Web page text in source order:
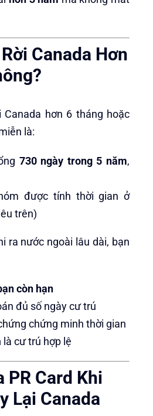
Canada Hơn
Canada hơn 6 tháng hoặc
là:
730 ngày trong 5 năm,
được tính thời gian ở
trên)
ra nước ngoài lâu dài, bạn
còn hạn
đủ số ngày cư trú
chứng minh thời gian
cư trú hợp lệ
PR Card Khi
Lại Canada